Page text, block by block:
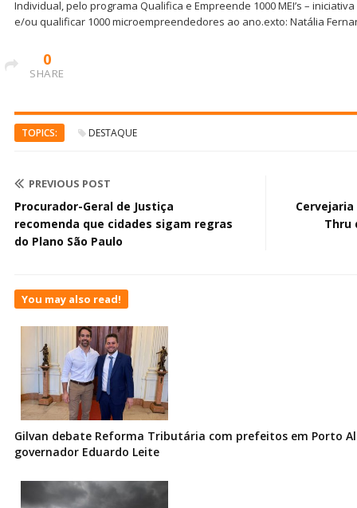
Individual, pelo programa Qualifica e Empreende 1000 MEI’s –
e/ou qualificar 1000 microempreendedores ao ano.exto: Natália
0
SHARE
TOPICS: DESTAQUE
PREVIOUS POST
Procurador-Geral de Justiça
recomenda que cidades sigam regras
do Plano São Paulo
Thru
You may also read!
Gilvan debate Reforma Tributária com prefeitos em Porto
governador Eduardo Leite